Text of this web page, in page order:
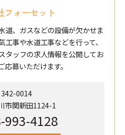
フォーセット
道、ガスなどの設備が欠かせま
事や水道工事などを行って、
タッフの求人情報を公開してお
募いただけます。
342-0014
市関新田1124-1
993-4128